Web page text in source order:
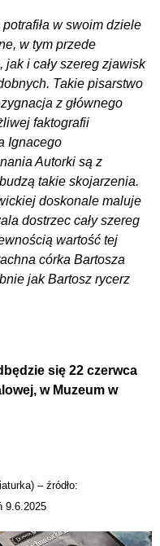
w swoim dziele
w tym przede
i cały szereg zjawisk
Takie pisarstwo
z głównego
faktografii
Ignacego
Autorki są z
takie skojarzenia.
doskonale maluje
dostrzec cały szereg
wartość tej
córka Bartosza
jak Bartosz rycerz
się 22 czerwca
w Muzeum w
– źródło:
9.6.2025